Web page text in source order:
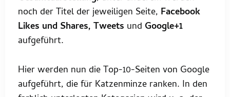
noch der Titel der jeweiligen Seite, Facebook
Likes und Shares, Tweets und Google+1
aufgeführt.
Hier werden nun die Top-10-Seiten von Google
aufgeführt, die für Katzenminze ranken. In den